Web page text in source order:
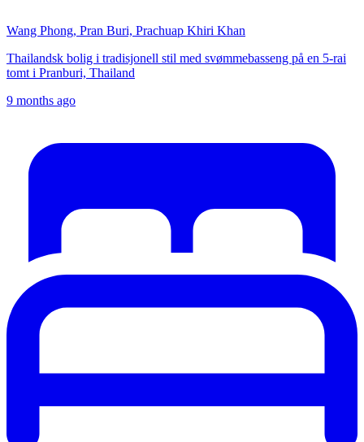
Wang Phong, Pran Buri, Prachuap Khiri Khan
Thailandsk bolig i tradisjonell stil med svømmebasseng på en 5-rai
tomt i Pranburi, Thailand
9 months ago